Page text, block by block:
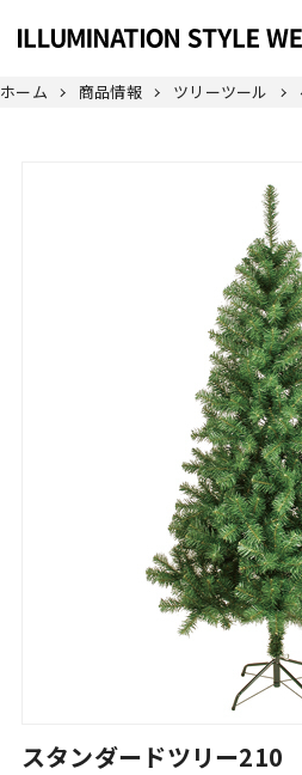
ホーム 商品情報 ツリーツール
スタンダードツリー210